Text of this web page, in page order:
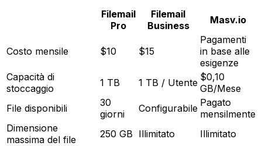
Filemail
Pro
Filemail
Business
Masv.io
Costo mensile $10 $15
Pagamenti
in base alle
esigenze
Capacità di
stoccaggio
1 TB 1 TB / Utente $0,10
GB/Mese
File disponibili
30
giorni
Configurabile Pagato
mensilmente
Dimensione
massima del file
250 GB Illimitato
Illimitato